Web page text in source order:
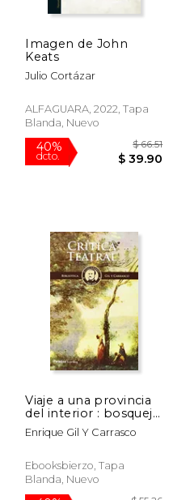
Imagen de John
Keats
Julio Cortázar
ALFAGUARA, 2022, Tapa
Blanda, Nuevo
40%
dcto.
Viaje a una provincia
del interior : bosquejo
de un viaje romántico
por El Bierzo y León,
Enrique Gil Y Carrasco
Ebooksbierzo, Tapa
Blanda, Nuevo